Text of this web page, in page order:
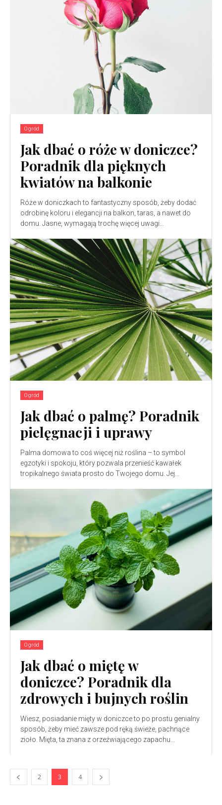
Ogród
Jak dbać o róże w doniczce?
Poradnik dla pięknych
kwiatów na balkonie
Róże w doniczkach to fantastyczny sposób, żeby dodać
odrobinę koloru i elegancji na balkon, taras, a nawet do
domu. Jasne, wymagają trochę więcej uwagi...
Ogród
Jak dbać o palmę? Poradnik
pielęgnacji i uprawy
Palma domowa to coś więcej niż roślina – to symbol
egzotyki i spokoju, który pozwala przenieść kawałek
tropikalnego świata prosto do Twojego domu. Jej...
Ogród
Jak dbać o miętę w
doniczce? Poradnik dla
zdrowych i bujnych roślin
Wiesz, posiadanie mięty w doniczce to po prostu genialny
sposób, żeby mieć zawsze pod ręką świeże, pachnące
zioło. Mięta, ta znana z orzeźwiającego zapachu...
2 3 4